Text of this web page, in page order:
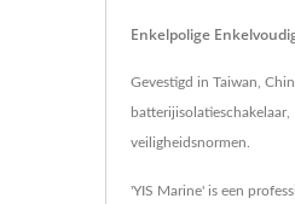
Enkelpolige
Gevestigd in Taiwan,
veiligheidsnormen.
'YIS Marine' is een